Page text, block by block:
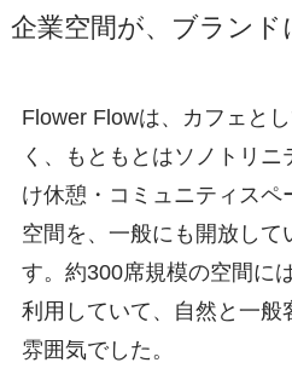
企業空間が、ブランド
Flower Flowは、カフェと
く、もともとはソノトリニ
け休憩・コミュニティスペ
空間を、一般にも開放して
す。約300席規模の空間に
利用していて、自然と一般
雰囲気でした。